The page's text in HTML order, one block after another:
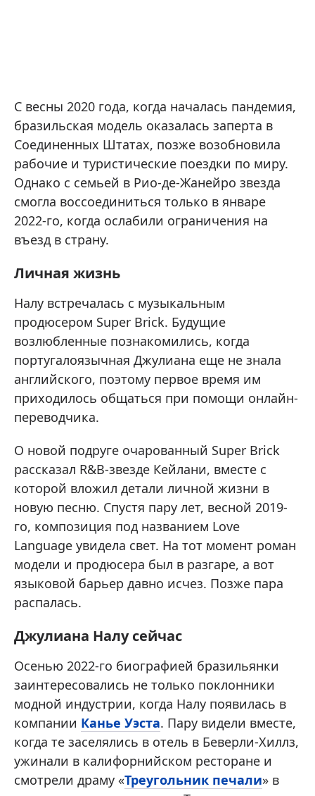
С весны 2020 года, когда началась пандемия,
бразильская модель оказалась заперта в
Соединенных Штатах, позже возобновила
рабочие и туристические поездки по миру.
Однако с семьей в Рио-де-Жанейро звезда
смогла воссоединиться только в январе
2022-го, когда ослабили ограничения на
въезд в страну.
Личная жизнь
Налу встречалась с музыкальным
продюсером Super Brick. Будущие
возлюбленные познакомились, когда
португалоязычная Джулиана еще не знала
английского, поэтому первое время им
приходилось общаться при помощи онлайн-
переводчика.
О новой подруге очарованный Super Brick
рассказал R&B-звезде Кейлани, вместе с
которой вложил детали личной жизни в
новую песню. Спустя пару лет, весной 2019-
го, композиция под названием Love
Language увидела свет. На тот момент роман
модели и продюсера был в разгаре, а вот
языковой барьер давно исчез. Позже пара
распалась.
Джулиана Налу сейчас
Осенью 2022-го биографией бразильянки
заинтересовались не только поклонники
модной индустрии, когда Налу появилась в
компании Канье Уэста. Пару видели вместе,
когда те заселялись в отель в Беверли-Хиллз,
ужинали в калифорнийском ресторане и
смотрели драму «Треугольник печали» в